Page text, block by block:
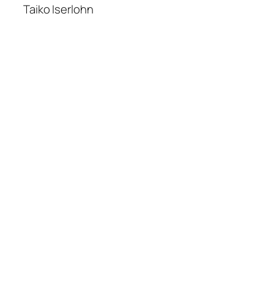
Taiko Iserlohn